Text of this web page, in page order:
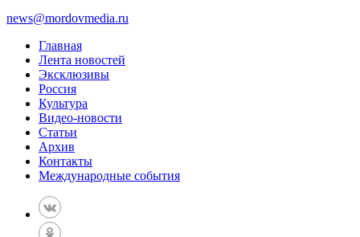
news@mordovmedia.ru
Главная
Лента новостей
Эксклюзивы
Россия
Культура
Видео-новости
Статьи
Архив
Контакты
Международные события